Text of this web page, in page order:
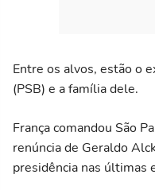
Entre os alvos, estão o
(PSB) e a família dele.
França comandou São
renúncia de Geraldo
presidência nas últimas